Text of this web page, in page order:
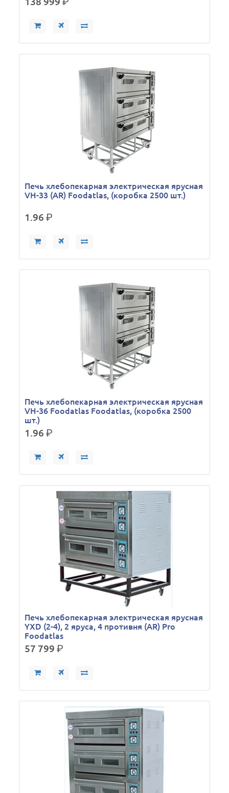
Печь хлебопекарная электрическая ярусная
VH-33 (AR) Foodatlas, (коробка 2500 шт.)
1.96р.
Печь хлебопекарная электрическая ярусная
VH-36 Foodatlas Foodatlas, (коробка 2500
шт.)
1.96р.
Печь хлебопекарная электрическая ярусная
YXD (2-4), 2 яруса, 4 противня (AR) Pro
Foodatlas
57 799р.